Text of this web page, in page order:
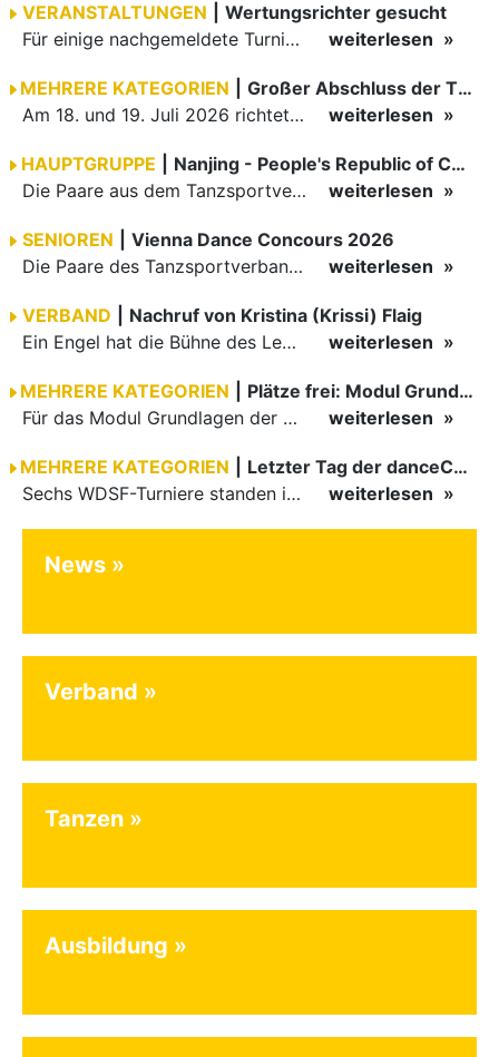
VERANSTALTUNGEN
Wertungsrichter gesucht
Für einige nachgemeldete Turniere im 2 Halbjahr sucht der ZWE noch Wertungsrichter.
weiterlesen
MEHRERE KATEGORIEN
Großer Abschluss der TBW-Trophy in Weinheim
Am 18. und 19. Juli 2026 richtete die Tanzsportabteilung (TSA) der TSG 1862 Weinheim das Abschlussturnier der diesjährigen TBW-Trophy-Serie aus. Zum traditionellen Saisonfinale kamen rund 400 Starts über…
weiterlesen
HAUPTGRUPPE
Nanjing - People's Republic of China
Die Paare aus dem Tanzsportverband Baden-Württemberg (TBW) haben beim hochklassig besetzten WDSF GrandSlam im chinesischen Nanjing wieder einmal auf internationalem Top-Niveau geglänzt. Das…
weiterlesen
SENIOREN
Vienna Dance Concours 2026
Die Paare des Tanzsportverbandes Baden-Württemberg (TBW) glänzten auf dem internationalen Parkett des Vienna Dance Concourse 2026 im Wiener Rathaus mit hervorragenden Platzierungen Ergebnisse unter: …
weiterlesen
VERBAND
Nachruf von Kristina (Krissi) Flaig
Ein Engel hat die Bühne des Lebens verlassen. Viel zu früh, plötzlich und für uns alle unfassbar, wurde unsere geliebte Kristina (Krissi) Flaig im Alter von 36 Jahren aus dem Leben gerissen. Das Tanzen…
weiterlesen
MEHRERE KATEGORIEN
Plätze frei: Modul Grundlagen
Für das Modul Grundlagen der Breitensportausbildung vom 10. bis 13. September an der Landessportschule Albstadt sind noch Plätze frei. Das Modul kann auch für den Lizenzerhalt (30 LE fachlich) genutzt…
weiterlesen
MEHRERE KATEGORIEN
Letzter Tag der danceComp in Wuppertal
Sechs WDSF-Turniere standen im vollgepackten Zeitplan des vierten und letzten Tages der danceComp. Den Auftakt machten um neun Uhr die Junioren II Latein sowie die Jugend Standard, die geschachtelt…
weiterlesen
News
Verband
Tanzen
Ausbildung